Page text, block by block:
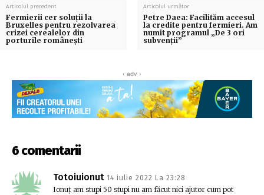
Articolul precedent
Fermierii cer soluţii la
Bruxelles pentru rezolvarea
crizei cerealelor din
porturile româneşti
Articolul următor
Petre Daea: Facilităm accesul
la credite pentru fermieri. Am
numit programul „De 3 ori
subvenții”
‹ adv ›
6 comentarii
Totoiuionut 14 iulie 2022 La 23:28
Ionuț am stupi 50 stupi nu am făcut nici ajutor cum pot